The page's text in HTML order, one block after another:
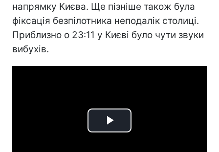
напрямку Києва. Ще пізніше також була
фіксація безпілотника неподалік столиці.
Приблизно о 23:11 у Києві було чути звуки
вибухів.
Play